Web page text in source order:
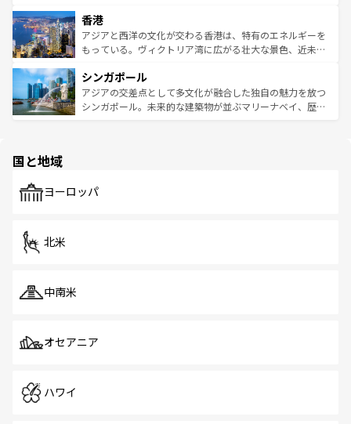
とつ。フォーやバインミー、ベトナムコーヒーなどは、ぜ
ひ現地で味わいたい。どの地域を訪れてもあたたかい人々
が旅行者を迎えてくれるので、きっと忘れられない旅にな
参照してほしい。
の活気が交差している。北部ではチェンマイなどの山岳地
帯で自然と触れ合い、南部ではプーケットやクラビの美し
いビーチでリゾート気分を楽しむことができる。タイ料理
激する。気候は一年中温暖で、どの季節にも異なる楽しみ
が待っている。親しみやすいタイの人々、仏教を中心とし
た文化、そして多様な観光資源が、訪れる旅人を魅了し続
香港
アジアと西洋の文化が交わる香港は、特有のエネルギーを
もっている。ヴィクトリア湾に広がる壮大な景色、近未来
み、どこを訪れても感動するはず。観光スポットが密集し
ており、効率よく見どころを回れるのも魅力。息をのむよ
うな絶景から文化的な体験まで、香港を存分に楽しみ尽く
シンガポール
アジアの交差点として多文化が融合した独自の魅力を放つ
シンガポール。未来的な建築物が並ぶマリーナベイ、歴史
で、ホーカーズは地元の風情を楽しめる外せないスポット
国と地域
ヨーロッパ
北米
中南米
オセアニア
ハワイ